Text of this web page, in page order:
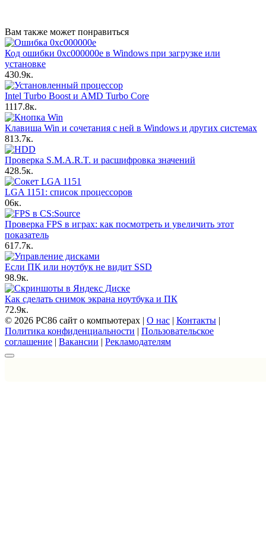
Вам также может понравиться
Код ошибки 0xc000000e в Windows при загрузке или
установке
430.9к.
Intel Turbo Boost и AMD Turbo Core
1117.8к.
Клавиша Win и сочетания с ней в Windows и других системах
813.7к.
Проверка S.M.A.R.T. и расшифровка значений
428.5к.
LGA 1151: список процессоров
06к.
Проверка FPS в играх: как посмотреть и увеличить этот
показатель
617.7к.
Если ПК или ноутбук не видит SSD
98.9к.
Как сделать снимок экрана ноутбука и ПК
72.9к.
© 2026 PC86 сайт о компьютерах | О нас | Контакты |
Политика конфиденциальности | Пользовательское
соглашение | Вакансии | Рекламодателям